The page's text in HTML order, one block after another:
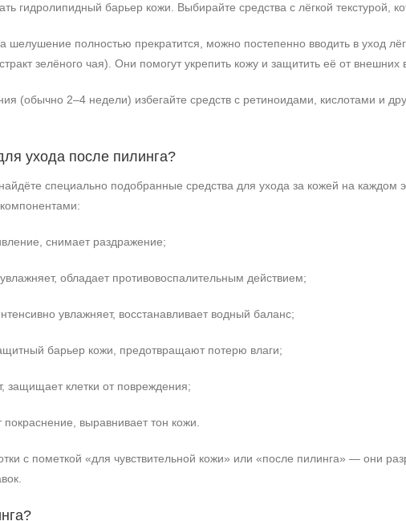
гидролипидный барьер кожи. Выбирайте средства с лёгкой текстурой,
шелушение полностью прекратится, можно постепенно вводить в уход
зелёного чая). Они помогут укрепить кожу и защитить её от внешних
(обычно 2–4 недели) избегайте средств с ретиноидами, кислотами и
ухода после пилинга?
специально подобранные средства для ухода за кожей на каждом
снимает раздражение;
обладает противовоспалительным действием;
увлажняет, восстанавливает водный баланс;
барьер кожи, предотвращают потерю влаги;
защищает клетки от повреждения;
выравнивает тон кожи.
с пометкой «для чувствительной кожи» или «после пилинга» — они